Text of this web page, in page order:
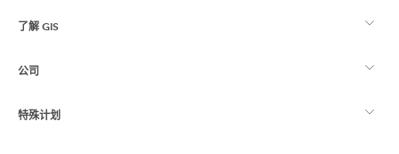
制图
Esri 社区
ArcGIS 博客
了解 GIS
什么是 GIS？
位置智能
公司
关于 Esri
特殊计划